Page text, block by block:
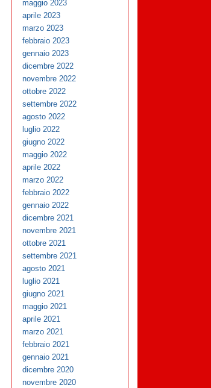
maggio 2023
aprile 2023
marzo 2023
febbraio 2023
gennaio 2023
dicembre 2022
novembre 2022
ottobre 2022
settembre 2022
agosto 2022
luglio 2022
giugno 2022
maggio 2022
aprile 2022
marzo 2022
febbraio 2022
gennaio 2022
dicembre 2021
novembre 2021
ottobre 2021
settembre 2021
agosto 2021
luglio 2021
giugno 2021
maggio 2021
aprile 2021
marzo 2021
febbraio 2021
gennaio 2021
dicembre 2020
novembre 2020